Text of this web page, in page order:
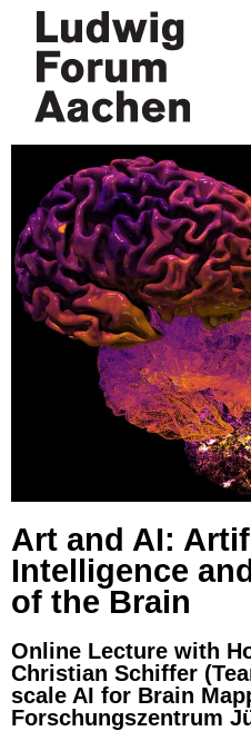
Art and AI:
Intelligence
of the Brain
Online Lecture with
Christian Schiffer
scale AI for Brain
Forschungszentrum